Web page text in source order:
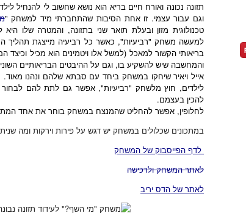
תזונה נכונה ואורח חיים בריא הוא נושא שחשוב לי להנחיל
וגם עבור עצמי. זו אחת הסיבות שהתחברתי מיד למשחק "
טכנולוגית מזון ובעלת תואר שני בתזונה, והמטרה שלו
למעשה משחק "רביעיות", כאשר כל רביעיה מייצגת תהליך
בריאותי הקשור למאכל (למשל אלו ויטמינים הוא מכיל וכיצד
והמחשבה שיש להשקיע בו, וגם על ההיבטים הבריאותיים
אייל ויאיר שיחקו במשחק ביחד עם סבתא שלהם ונהנו
לילדים, חוץ מלשחק "רביעיות", אפשר גם לתת להם לבחור
להכין בעצמם.
לחלופין, אפשר להחליט שהמנצח במשחק בוחר את אחד
במתכונים שכלולים במשחק יש דגש על פירות וירקות ומה
לדף הפייסבוק של המשחק
לאתר המשחק ולרכישה
לאתר של הדס יריב